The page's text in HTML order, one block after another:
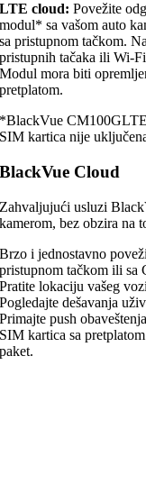
LTE cloud: Povežite
modul* sa vašom auto
sa pristupnom tačkom.
pristupnih tačaka ili Wi-
Modul mora biti
pretplatom.
*BlackVue CM100GLTE
SIM kartica nije
BlackVue Cloud
Zahvaljujući usluzi
kamerom, bez obzira na
Brzo i jednostavno
pristupnom tačkom ili
Pratite lokaciju vašeg
Pogledajte dešavanja
Primajte push
SIM kartica sa
paket.